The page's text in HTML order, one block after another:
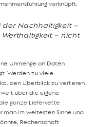
verknüpft.
der Nachhaltigkeit –
Werthaltigkeit – nicht
Unmenge an Daten
Werden zu viele
den Überblick zu verlieren.
weit über die eigene
ganze Lieferkette
man im weitesten Sinne und
Rechenschaft